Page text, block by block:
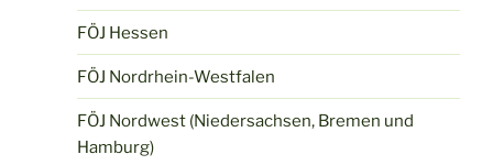
FÖJ Hessen
FÖJ Nordrhein-Westfalen
FÖJ Nordwest (Niedersachsen, Bremen und
Hamburg)